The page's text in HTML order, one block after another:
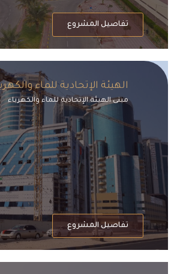
تفاصيل المشروع
الهيئة الإتحادية للماء
مبنى الهيئة الإتحادية للماء والكهرباء
تفاصيل المشروع